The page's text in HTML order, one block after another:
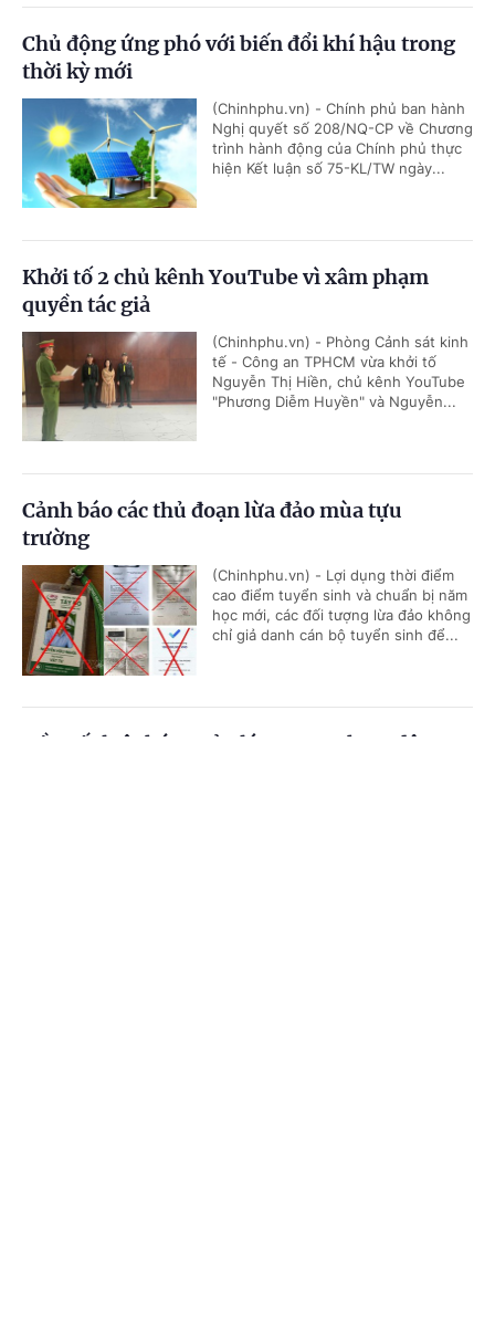
Chủ động ứng phó với biến đổi khí hậu trong
thời kỳ mới
(Chinhphu.vn) - Chính phủ ban hành
Nghị quyết số 208/NQ-CP về Chương
trình hành động của Chính phủ thực
hiện Kết luận số 75-KL/TW ngày...
Khởi tố 2 chủ kênh YouTube vì xâm phạm
quyền tác giả
(Chinhphu.vn) - Phòng Cảnh sát kinh
tế - Công an TPHCM vừa khởi tố
Nguyễn Thị Hiền, chủ kênh YouTube
"Phương Diễm Huyền" và Nguyễn...
Cảnh báo các thủ đoạn lừa đảo mùa tựu
trường
(Chinhphu.vn) - Lợi dụng thời điểm
cao điểm tuyển sinh và chuẩn bị năm
học mới, các đối tượng lừa đảo không
chỉ giả danh cán bộ tuyển sinh để...
Đề xuất luật hóa quản lý AI trong hoạt động